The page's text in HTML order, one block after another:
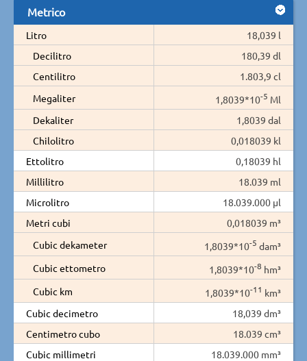
Metrico
Litro
18,039 l
Decilitro
180,39 dl
Centilitro
1.803,9 cl
Megaliter
1,8039*10-5 Ml
Dekaliter
1,8039 dal
Chilolitro
0,018039 kl
Ettolitro
0,18039 hl
Millilitro
18.039 ml
Microlitro
18.039.000 µl
Metri cubi
0,018039 m³
Cubic dekameter
1,8039*10-5 dam³
Cubic ettometro
1,8039*10-8 hm³
Cubic km
1,8039*10-11 km³
Cubic decimetro
18,039 dm³
Centimetro cubo
18.039 cm³
Cubic millimetri
18.039.000 mm³